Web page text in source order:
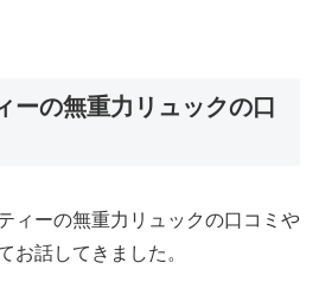
ーの無重力リュックの口
ィーの無重力リュックの口コミや
お話してきました。